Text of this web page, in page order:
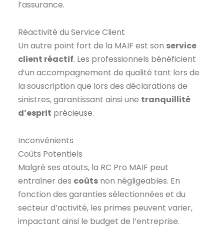
l’assurance.
Réactivité du Service Client
Un autre point fort de la MAIF est son service
client réactif. Les professionnels bénéficient
d’un accompagnement de qualité tant lors de
la souscription que lors des déclarations de
sinistres, garantissant ainsi une tranquillité
d’esprit précieuse.
Inconvénients
Coûts Potentiels
Malgré ses atouts, la RC Pro MAIF peut
entraîner des coûts non négligeables. En
fonction des garanties sélectionnées et du
secteur d’activité, les primes peuvent varier,
impactant ainsi le budget de l’entreprise.